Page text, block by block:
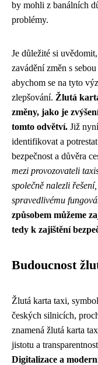
by mohli z banálních
problémy.
Je důležité si
zavádění změn s
abychom se na tyto
zlepšování. Žlutá
změny, jako je
tomto odvětví. Již
identifikovat a
bezpečnost a důvěra
mezi provozovateli
společně nalezli
spravedlivému
způsobem můžeme
tedy k zajištění
Budoucnost
Žlutá karta taxi,
českých silnicích,
znamená žlutá karta
jistotu a
Digitalizace a